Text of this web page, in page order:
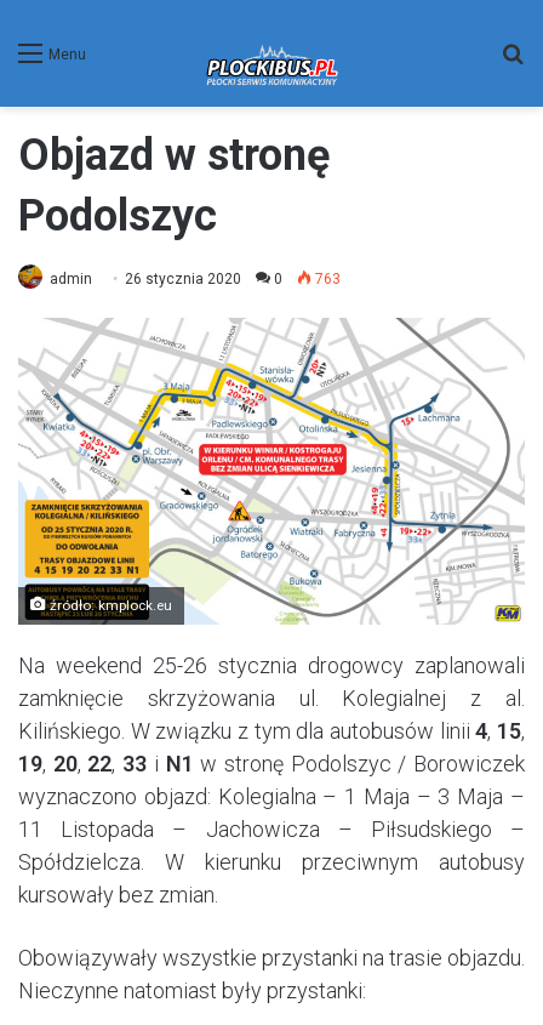
Menu
Objazd w stronę
Podolszyc
admin 26 stycznia 2020 0 763
źródło: kmplock.eu
Na weekend 25-26 stycznia drogowcy zaplanowali
zamknięcie skrzyżowania ul. Kolegialnej z al.
Kilińskiego. W związku z tym dla autobusów linii4, 15,
19, 20, 22, 33 i N1 w stronę Podolszyc / Borowiczek
wyznaczono objazd: Kolegialna – 1 Maja – 3 Maja –
11 Listopada – Jachowicza – Piłsudskiego –
Spółdzielcza. W kierunku przeciwnym autobusy
kursowały bez zmian.
Obowiązywały wszystkie przystanki na trasie objazdu.
Nieczynne natomiast były przystanki: